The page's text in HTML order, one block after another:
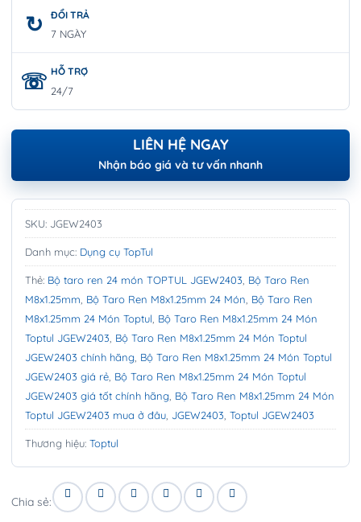
ĐỔI TRẢ
7 NGÀY
HỖ TRỢ
24/7
LIÊN HỆ NGAY
Nhận báo giá và tư vấn nhanh
SKU: JGEW2403
Danh mục: Dụng cụ TopTul
Thẻ: Bộ taro ren 24 món TOPTUL JGEW2403, Bộ Taro Ren
M8x1.25mm, Bộ Taro Ren M8x1.25mm 24 Món, Bộ Taro Ren
M8x1.25mm 24 Món Toptul, Bộ Taro Ren M8x1.25mm 24 Món
Toptul JGEW2403, Bộ Taro Ren M8x1.25mm 24 Món Toptul
JGEW2403 chính hãng, Bộ Taro Ren M8x1.25mm 24 Món Toptul
JGEW2403 giá rẻ, Bộ Taro Ren M8x1.25mm 24 Món Toptul
JGEW2403 giá tốt chính hãng, Bộ Taro Ren M8x1.25mm 24 Món
Toptul JGEW2403 mua ở đâu, JGEW2403, Toptul JGEW2403
Thương hiệu: Toptul
Chia sẻ: